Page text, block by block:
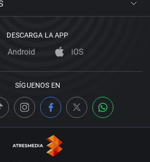
DESCARGA LA APP
Android iOS
SÍGUENOS EN